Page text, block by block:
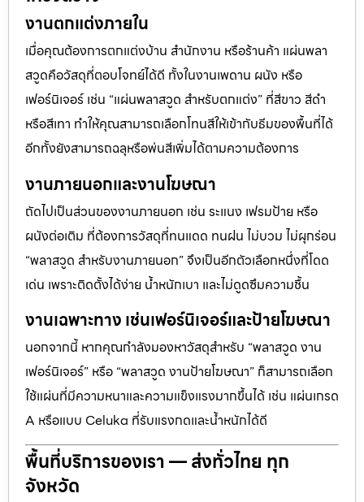
งานตกแต่งภายใน
เมื่อคุณต้องการตกแต่งบ้าน สำนักงาน หรือร้านค้า แผ่นพลา
สวูดคือวัสดุที่ตอบโจทย์ได้ดี ทั้งในงานเพดาน ผนัง หรือ
เฟอร์นิเจอร์ เช่น “แผ่นพลาสวูด สำหรับตกแต่ง” ที่สีขาว สีดำ
หรือสีเทา ทำให้คุณสามารถเลือกโทนสีให้เข้ากับธีมของพื้นที่ได้
อีกทั้งยังสามารถฉลุหรือพ่นสีเพิ่มได้ตามความต้องการ
งานภายนอกและงานโฆษณา
ถัดไปเป็นส่วนของงานภายนอก เช่น ระแนง เฟรมป้าย หรือ
ผนังต่อเติม ที่ต้องการวัสดุที่ทนแดด ทนฝน ไม่บวม ไม่ผุกร่อน
“พลาสวูด สำหรับงานภายนอก” จึงเป็นอีกตัวเลือกหนึ่งที่โดด
เด่น เพราะติดตั้งได้ง่าย น้ำหนักเบา และไม่ดูดซึมความชื้น
งานเฉพาะทาง เช่นเฟอร์นิเจอร์และป้ายโฆษณา
นอกจากนี้ หากคุณกำลังมองหาวัสดุสำหรับ “พลาสวูด งาน
เฟอร์นิเจอร์” หรือ “พลาสวูด งานป้ายโฆษณา” ก็สามารถเลือก
ใช้แผ่นที่มีความหนาและความแข็งแรงมากขึ้นได้ เช่น แผ่นเกรด
A หรือแบบ Celuka ที่รับแรงกดและน้ำหนักได้ดี
พื้นที่บริการของเรา — ส่งทั่วไทย ทุก
จังหวัด